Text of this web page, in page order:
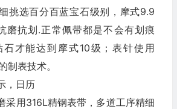
挑选百分百蓝宝石级别，摩式9.9
磨抗划.正常佩带都是不会有划痕
石才能达到摩式10级；表针使用
制表技术。
，日历
采用316L精钢表带，多道工序精细